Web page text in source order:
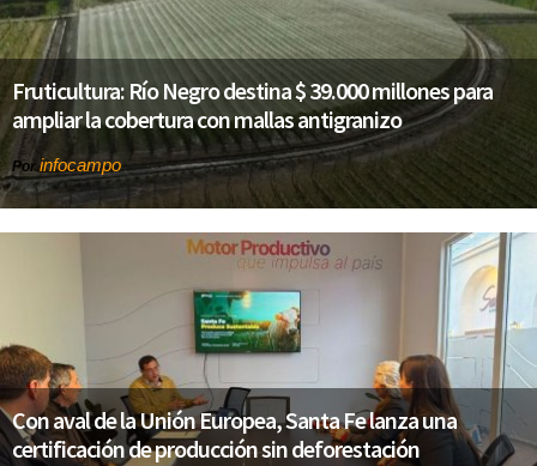
Fruticultura: Río Negro destina $ 39.000 millones para
ampliar la cobertura con mallas antigranizo
Por infocampo
Con aval de la Unión Europea, Santa Fe lanza una
certificación de producción sin deforestación